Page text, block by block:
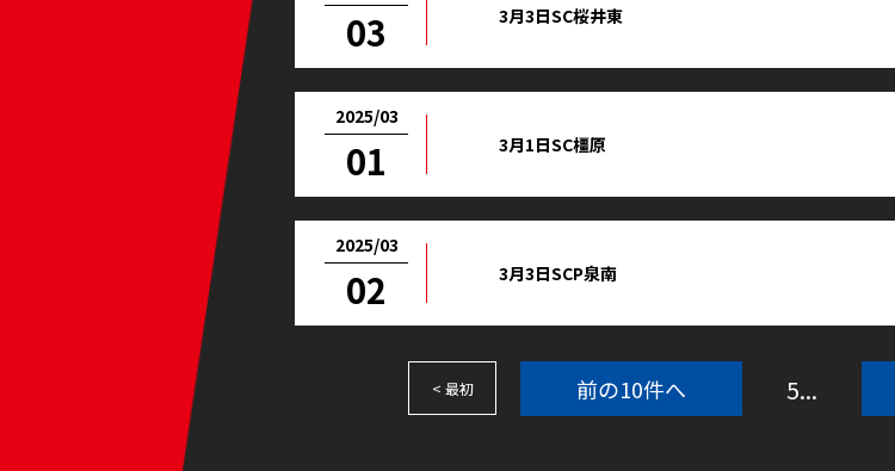
03 3月3日SC桜井東
2025/03
01 3月1日SC橿原
2025/03
02 3月3日SCP泉南
< 最初 前の10件へ 5...